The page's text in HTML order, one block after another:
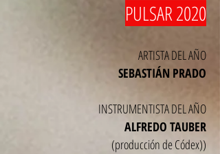
PULSAR 2020
ARTISTA DEL AÑO
SEBASTIÁN PRADO
INSTRUMENTISTA DEL AÑO
ALFREDO TAUBER
(producción de Códex))